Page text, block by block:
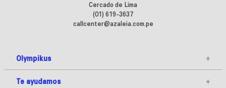
Cercado de Lima
(01) 619-3637
callcenter@azaleia.com.pe
Olympikus +
Te ayudamos +